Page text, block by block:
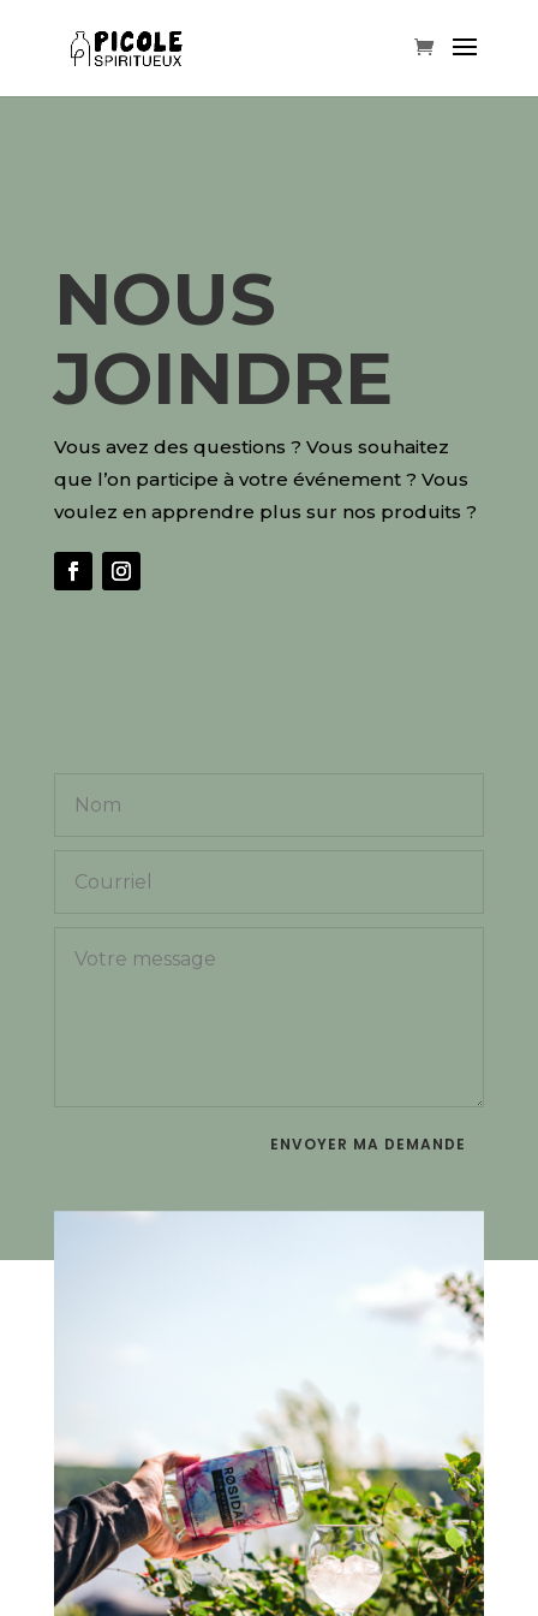
NOUS
JOINDRE
Vous avez des questions ? Vous souhaitez
que l’on participe à votre événement ? Vous
voulez en apprendre plus sur nos produits ?
ENVOYER MA DEMANDE